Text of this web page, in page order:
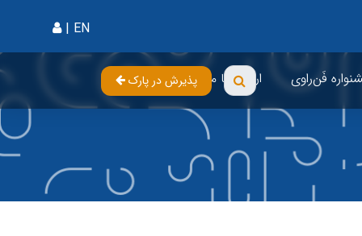
EN
|
فَن‌راوی ارتباط با ما پذیرش در پارک